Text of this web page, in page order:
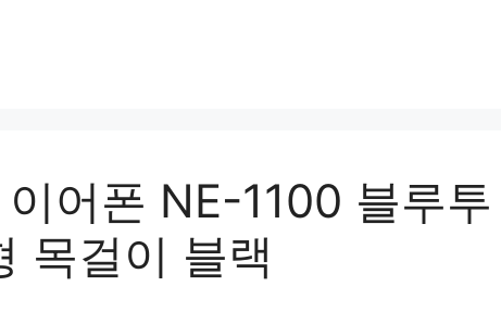
어폰 NE-1100 블루투
목걸이 블랙